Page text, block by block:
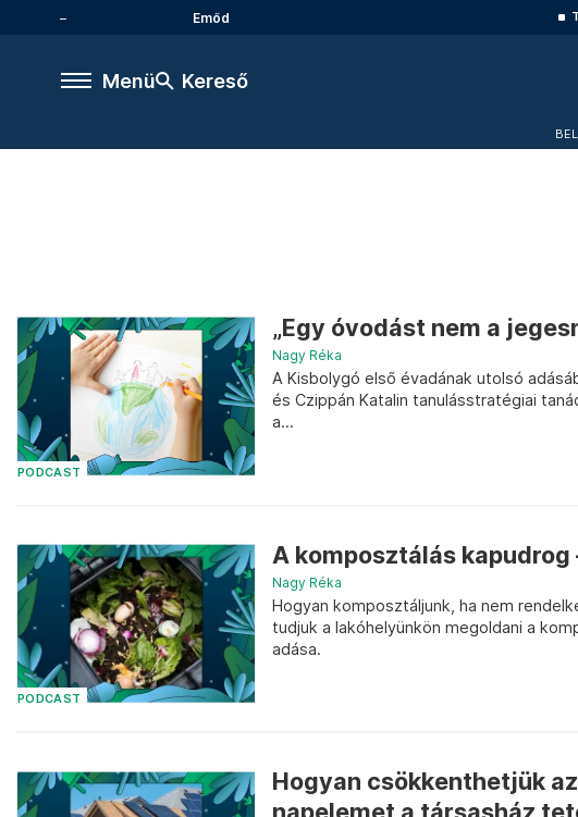
Emőd
Menü Kereső
PODCAST
„Egy óvodást nem a
Nagy Réka
A Kisbolygó első évadának utolsó
és Czippán Katalin tanulásstratégiai
a...
PODCAST
A komposztálás kapudrog
Nagy Réka
Hogyan komposztáljunk, ha nem
tudjuk a lakóhelyünkön megoldani a
adása.
Hogyan csökkenthetjük